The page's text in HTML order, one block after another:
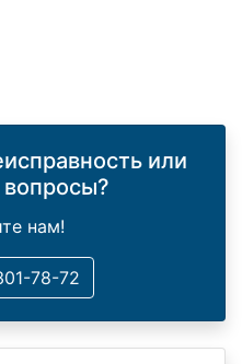
или
вопросы?
нам!
78-72